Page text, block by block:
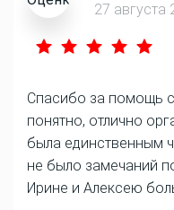
27 августа
Спасибо за помощь
понятно, отлично
была единственным
не было замечаний
Ирине и Алексею